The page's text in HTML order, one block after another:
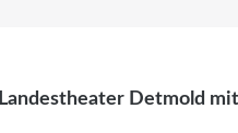
Landestheater Detmold